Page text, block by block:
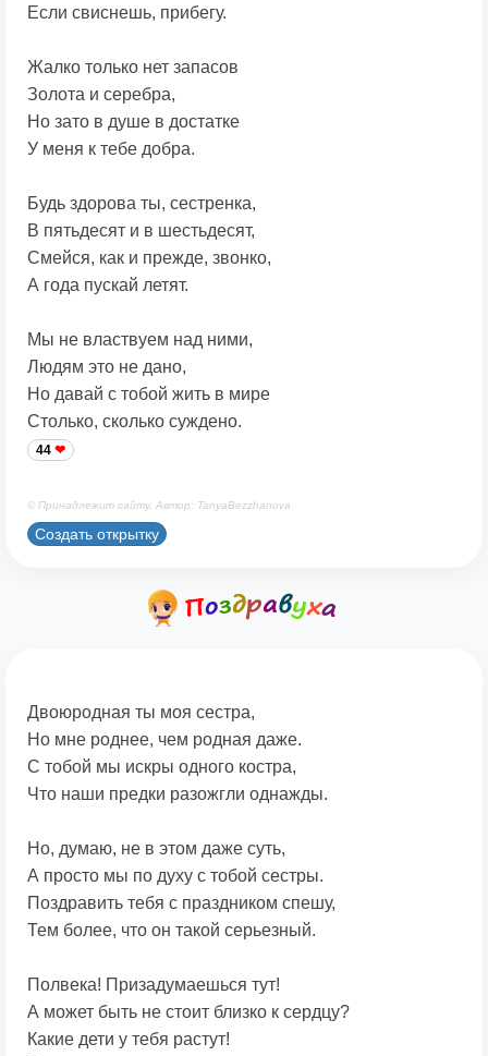
Если свиснешь, прибегу.
Жалко только нет запасов
Золота и серебра,
Но зато в душе в достатке
У меня к тебе добра.
Будь здорова ты, сестренка,
В пятьдесят и в шестьдесят,
Смейся, как и прежде, звонко,
А года пускай летят.
Мы не властвуем над ними,
Людям это не дано,
Но давай с тобой жить в мире
Столько, сколько суждено.
44
© Принадлежит сайту. Автор: TanyaBezzhanova
Создать открытку
Двоюродная ты моя сестра,
Но мне роднее, чем родная даже.
С тобой мы искры одного костра,
Что наши предки разожгли однажды.
Но, думаю, не в этом даже суть,
А просто мы по духу с тобой сестры.
Поздравить тебя с праздником спешу,
Тем более, что он такой серьезный.
Полвека! Призадумаешься тут!
А может быть не стоит близко к сердцу?
Какие дети у тебя растут!